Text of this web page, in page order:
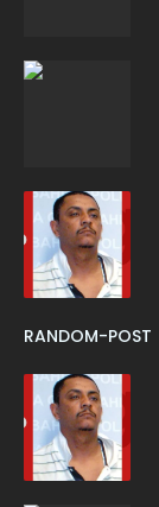
RANDOM-POST